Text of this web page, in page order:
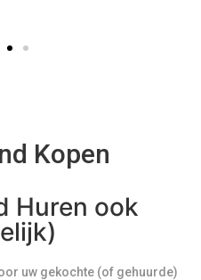
Kopen
Huren ook
uw gekochte (of gehuurde)